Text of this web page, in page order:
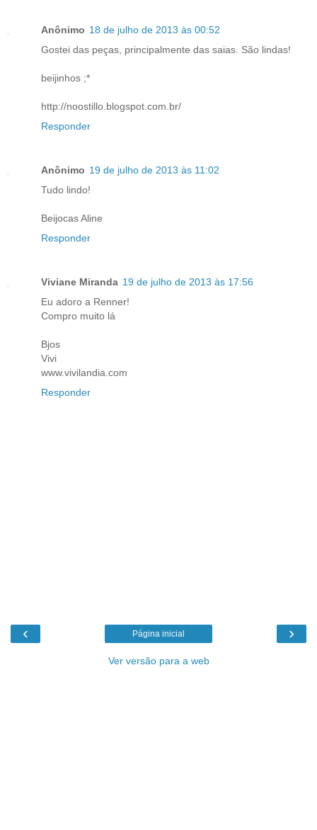
Anônimo 18 de julho de 2013 às 00:52
Gostei das peças, principalmente das saias. São lindas!
beijinhos ;*
http://noostillo.blogspot.com.br/
Responder
Anônimo 19 de julho de 2013 às 11:02
Tudo lindo!
Beijocas Aline
Responder
Viviane Miranda 19 de julho de 2013 às 17:56
Eu adoro a Renner!
Compro muito lá
Bjos
Vivi
www.vivilandia.com
Responder
‹ ›
Página inicial
Ver versão para a web